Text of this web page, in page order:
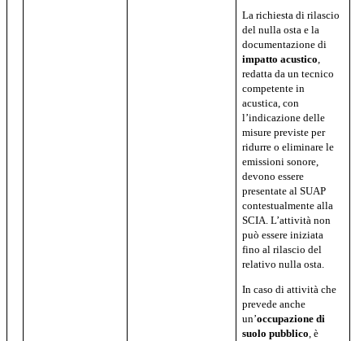
La richiesta di rilascio
del nulla osta e la
documentazione di
impatto acustico
redatta da un tecnico
competente in
acustica, con
l’indicazione delle
misure previste per
ridurre o eliminare le
emissioni sonore,
devono essere
presentate al SUAP
contestualmente alla
SCIA. L’attività non
può essere iniziata
fino al rilascio del
relativo nulla osta.
In caso di attività che
prevede anche
un’occupazione di
suolo pubblico, è